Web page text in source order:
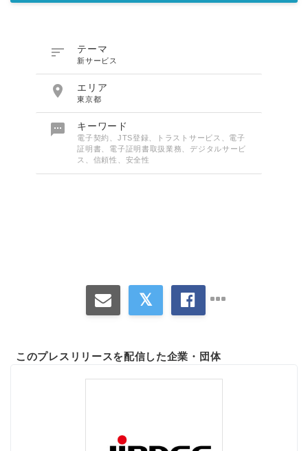
 テーマ
新サービス
 エリア
東京都
 キーワード
電子契約、JTS登録、トラストサービス、電子
証明書、電子証明書取扱業務、デジタルサービ
ス、信頼性、安全性
このプレスリリースを配信した企業・団体